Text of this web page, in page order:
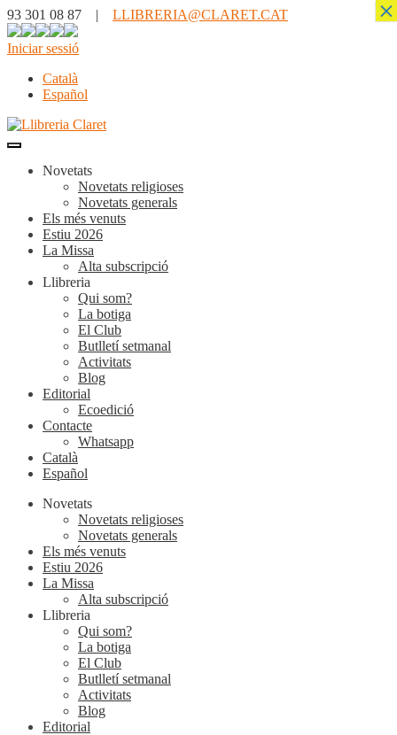
93 301 08 87 | LLIBRERIA@CLARET.CAT
Iniciar sessió
Català
Español
Novetats
Novetats religioses
Novetats generals
Els més venuts
Estiu 2026
La Missa
Alta subscripció
Llibreria
Qui som?
La botiga
El Club
Butlletí setmanal
Activitats
Blog
Editorial
Ecoedició
Contacte
Whatsapp
Català
Español
Novetats
Novetats religioses
Novetats generals
Els més venuts
Estiu 2026
La Missa
Alta subscripció
Llibreria
Qui som?
La botiga
El Club
Butlletí setmanal
Activitats
Blog
Editorial
×